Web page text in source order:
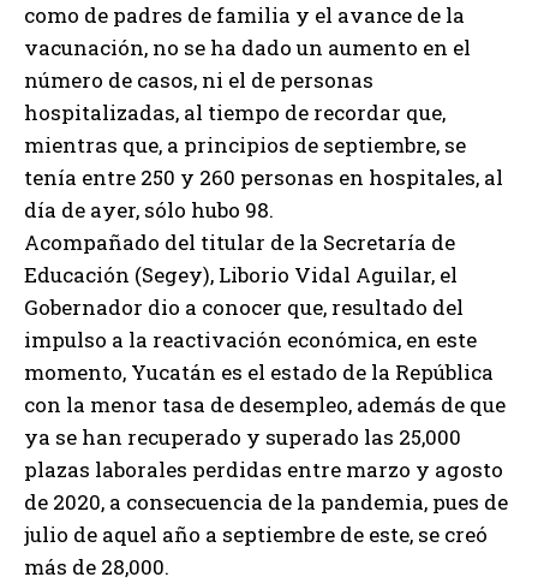
como de padres de familia y el avance de la
vacunación, no se ha dado un aumento en el
número de casos, ni el de personas
hospitalizadas, al tiempo de recordar que,
mientras que, a principios de septiembre, se
tenía entre 250 y 260 personas en hospitales, al
día de ayer, sólo hubo 98.
Acompañado del titular de la Secretaría de
Educación (Segey), Liborio Vidal Aguilar, el
Gobernador dio a conocer que, resultado del
impulso a la reactivación económica, en este
momento, Yucatán es el estado de la República
con la menor tasa de desempleo, además de que
ya se han recuperado y superado las 25,000
plazas laborales perdidas entre marzo y agosto
de 2020, a consecuencia de la pandemia, pues de
julio de aquel año a septiembre de este, se creó
más de 28,000.